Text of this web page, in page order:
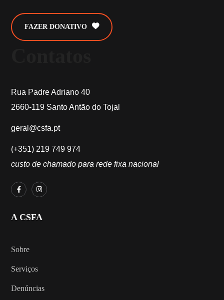
FAZER DONATIVO
Rua Padre Adriano 40
2660-119 Santo Antão do Tojal
geral@csfa.pt
(+351) 219 749 974
custo de chamado para rede fixa nacional
A CSFA
Sobre
Serviços
Denúncias